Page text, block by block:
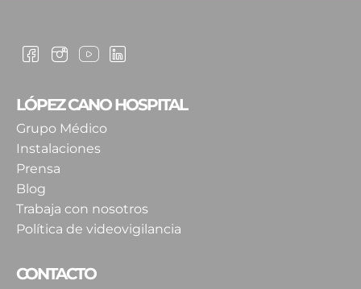
LÓPEZ CANO HOSPITAL
Grupo Médico
Instalaciones
Prensa
Blog
Trabaja con nosotros
Política de videovigilancia
CONTACTO